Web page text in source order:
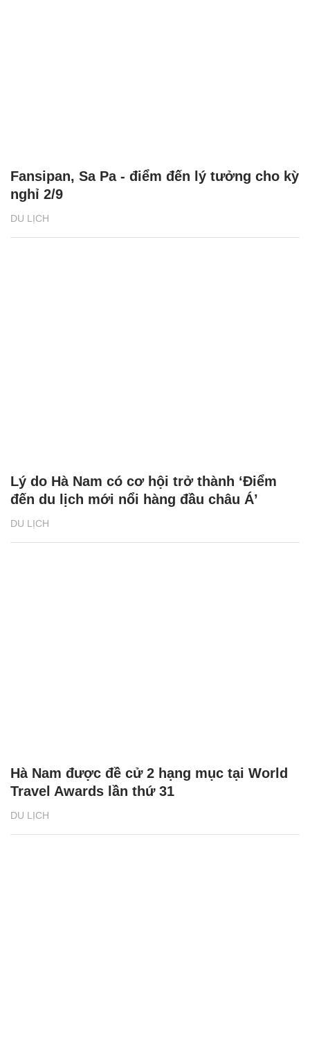
DU LỊCH
Fansipan, Sa Pa - điểm đến lý tưởng cho kỳ
nghỉ 2/9
DU LỊCH
Lý do Hà Nam có cơ hội trở thành ‘Điểm
đến du lịch mới nổi hàng đầu châu Á’
DU LỊCH
Hà Nam được đề cử 2 hạng mục tại World
Travel Awards lần thứ 31